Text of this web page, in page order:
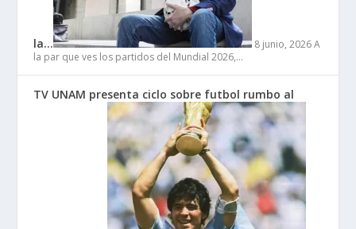
la… 8 junio, 2026 A
la par que ves los partidos del Mundial 2026,…
TV UNAM presenta ciclo sobre futbol rumbo al